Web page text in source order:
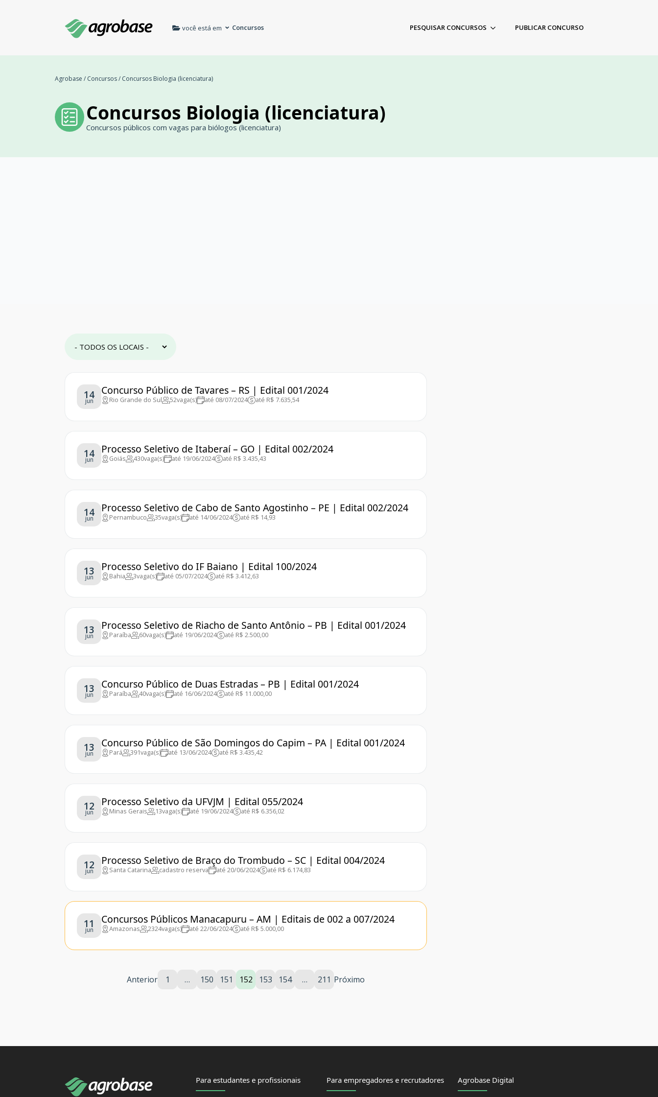
você está em Concursos PESQUISAR CONCURSOS PUBLICAR CONCURSO
Agrobase / Concursos/ Concursos Biologia (licenciatura)
Concursos Biologia (licenciatura)
Concursos públicos com vagas para biólogos (licenciatura)
14
jun
Concurso Público de Tavares – RS | Edital 001/2024
Rio Grande do Sul 52vaga(s) até 08/07/2024 até R$ 7.635,54
14
jun
Processo Seletivo de Itaberaí – GO | Edital 002/2024
Goiás 430vaga(s) até 19/06/2024 até R$ 3.435,43
14
jun
Processo Seletivo de Cabo de Santo Agostinho – PE | Edital 002/2024
Pernambuco 35vaga(s) até 14/06/2024 até R$ 14,93
13
jun
Processo Seletivo do IF Baiano | Edital 100/2024
Bahia 3vaga(s) até 05/07/2024 até R$ 3.412,63
13
jun
Processo Seletivo de Riacho de Santo Antônio – PB | Edital 001/2024
Paraíba 60vaga(s) até 19/06/2024 até R$ 2.500,00
13
jun
Concurso Público de Duas Estradas – PB | Edital 001/2024
Paraíba 40vaga(s) até 16/06/2024 até R$ 11.000,00
13
jun
Concurso Público de São Domingos do Capim – PA | Edital 001/2024
Pará 391vaga(s) até 13/06/2024 até R$ 3.435,42
12
jun
Processo Seletivo da UFVJM | Edital 055/2024
Minas Gerais 13vaga(s) até 19/06/2024 até R$ 6.356,02
12
jun
Processo Seletivo de Braço do Trombudo – SC | Edital 004/2024
Santa Catarina cadastro reserva até 20/06/2024 até R$ 6.174,83
11
jun
Concursos Públicos Manacapuru – AM | Editais de 002 a 007/2024
Amazonas 2324vaga(s) até 22/06/2024 até R$ 5.000,00
Anterior 1 … 150 151 152 153 154 … 211 Próximo
Para estudantes e profissionais Para empregadores e recrutadores Agrobase Digital